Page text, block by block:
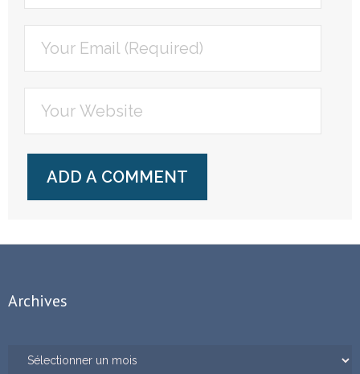
Archives